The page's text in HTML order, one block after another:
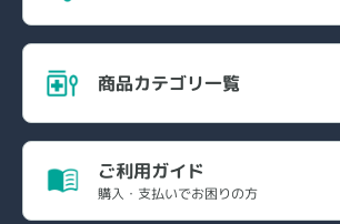
商品カテゴリ一覧
ご利用ガイド
購入・支払いでお困りの方